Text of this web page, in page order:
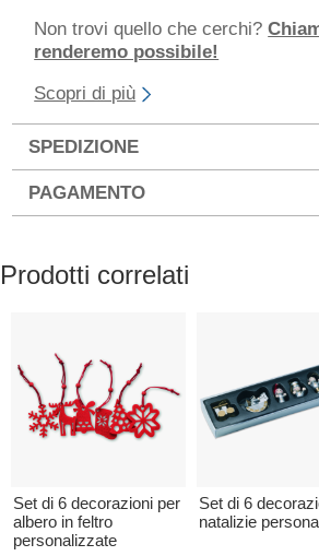
Non trovi quello che cerchi?
renderemo possibile!
Scopri di più
SPEDIZIONE
PAGAMENTO
Prodotti correlati
Set di 6 decorazioni per
albero in feltro
personalizzate
Set di 6
natalizie